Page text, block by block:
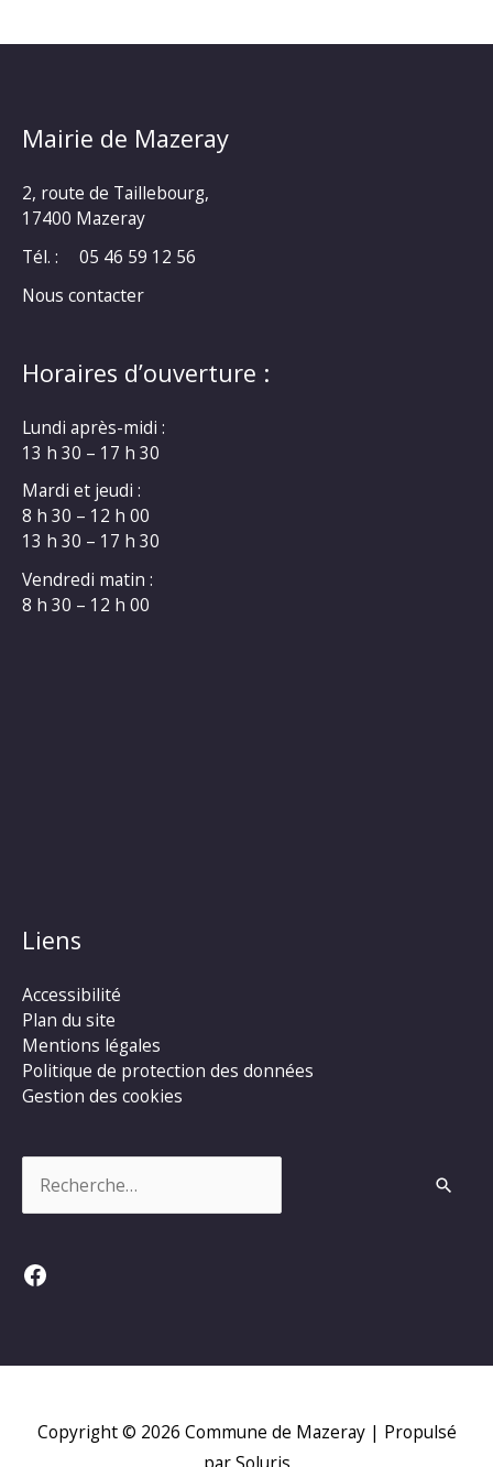
Mairie de Mazeray
2, route de Taillebourg,
17400 Mazeray
Tél. :
05 46 59 12 56
Nous contacter
Horaires d’ouverture :
Lundi après-midi :
13 h 30 – 17 h 30
Mardi et jeudi :
8 h 30 – 12 h 00
13 h 30 – 17 h 30
Vendredi matin :
8 h 30 – 12 h 00
Liens
Accessibilité
Plan du site
Mentions légales
Politique de protection des données
Gestion des cookies
Facebook
Copyright © 2026 Commune de Mazeray| Propulsé